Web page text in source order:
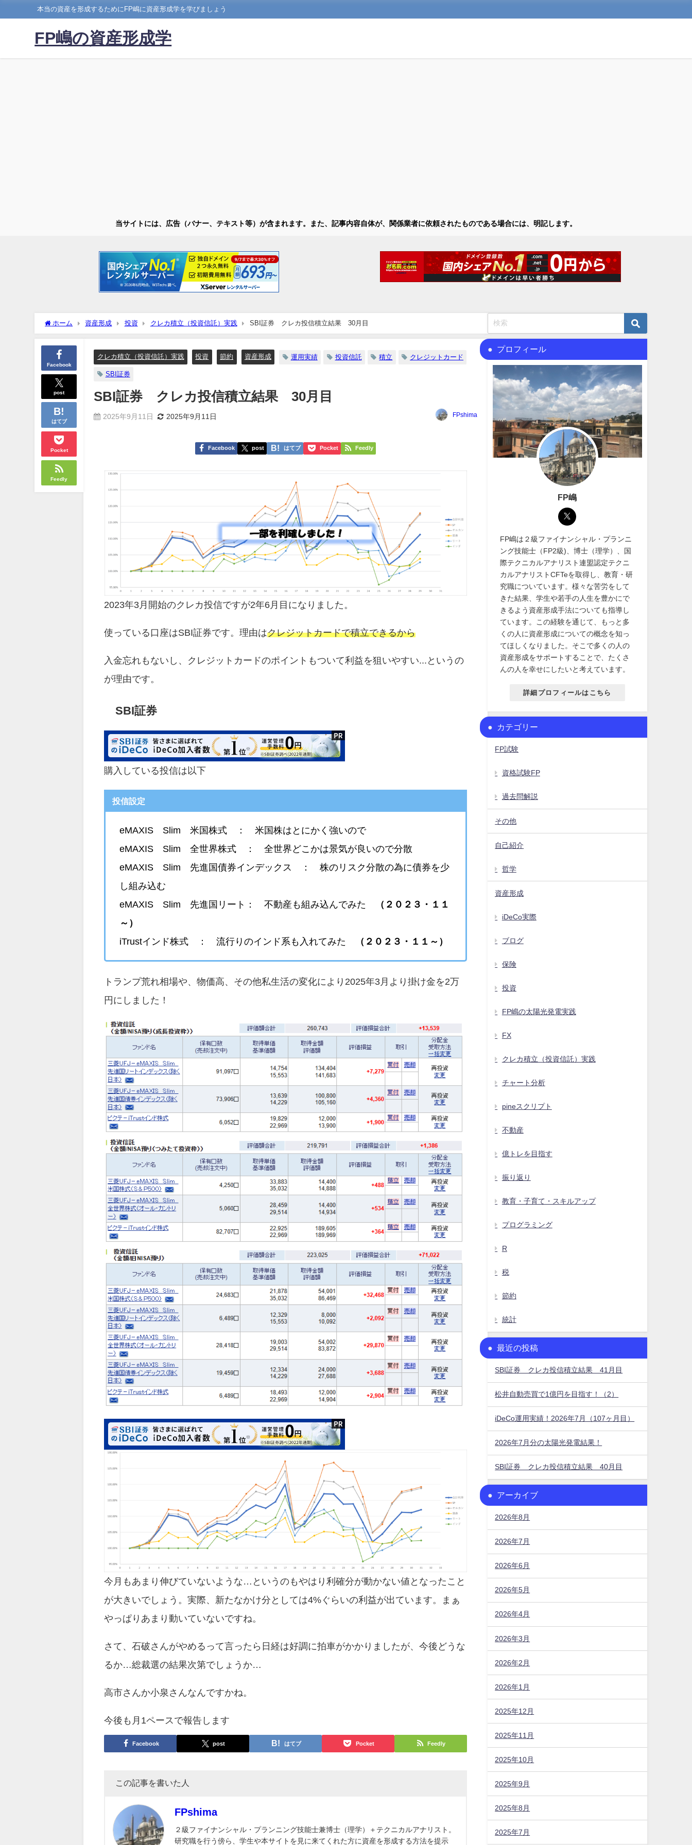
本当の資産を形成するためにFP嶋に資産形成学を学びましょう
FP嶋の資産形成学
当サイトには、広告（バナー、テキスト等）が含まれます。また、記事内容自体が、関係業者に依頼されたものである場合には、明記します。
ホーム 資産形成 投資 クレカ積立（投資信託）実践 SBI証券 クレカ投信積立結果 30月目
Facebook
post
はてブ
Pocket
Feedly
クレカ積立（投資信託）実践 投資 節約 資産形成 運用実績 投資信託 積立 クレジットカード
SBI証券
SBI証券 クレカ投信積立結果 30月目
2025年9月11日 2025年9月11日 FPshima
Facebook post はてブ Pocket Feedly
2023年3月開始のクレカ投信ですが2年6月目になりました。
使っている口座はSBI証券です。理由はクレジットカードで積立できるから
入金忘れもないし、クレジットカードのポイントもついて利益を狙いやすい...というの
が理由です。
SBI証券
購入している投信は以下
投信設定
eMAXIS Slim 米国株式 ： 米国株はとにかく強いので
eMAXIS Slim 全世界株式 ： 全世界どこかは景気が良いので分散
eMAXIS Slim 先進国債券インデックス ： 株のリスク分散の為に債券を少
し組み込む
eMAXIS Slim 先進国リート： 不動産も組み込んでみた
（２０２３・１１
～）
iTrustインド株式 ： 流行りのインド系も入れてみた
（２０２３・１１～）
トランプ荒れ相場や、物価高、その他私生活の変化により2025年3月より掛け金を2万
円にしました！
今月もあまり伸びていないような…というのもやはり利確分が動かない値となったこと
が大きいでしょう。実際、新たなかけ分としては4%ぐらいの利益が出ています。まぁ
やっぱりあまり動いていないですね。
さて、石破さんがやめるって言ったら日経は好調に拍車がかかりましたが、今後どうな
るか…総裁選の結果次第でしょうか…
高市さんか小泉さんなんですかね。
今後も月1ペースで報告します
Facebook post はてブ Pocket Feedly
この記事を書いた人
FPshima
２級ファイナンシャル・プランニング技能士兼博士（理学）＋テクニカルアナリスト。
研究職を行う傍ら、学生や本サイトを見に来てくれた方に資産を形成する方法を提示
プロフィール
FP嶋
FP嶋は２級ファイナンシャル・プランニ
ング技能士（FP2級)、博士（理学）、国
際テクニカルアナリスト連盟認定テクニ
カルアナリストCFTeを取得し、教育・研
究職についています。様々な苦労をして
きた結果、学生や若手の人生を豊かにで
きるよう資産形成手法についても指導し
ています。この経験を通じて、もっと多
くの人に資産形成についての概念を知っ
てほしくなりました。そこで多くの人の
資産形成をサポートすることで、たくさ
んの人を幸せにしたいと考えています。
詳細プロフィールはこちら
カテゴリー
FP試験
資格試験FP
過去問解説
その他
自己紹介
哲学
資産形成
iDeCo実際
ブログ
保険
投資
FP嶋の太陽光発電実践
FX
クレカ積立（投資信託）実践
チャート分析
pineスクリプト
不動産
億トレを目指す
振り返り
教育・子育て・スキルアップ
プログラミング
R
税
節約
統計
最近の投稿
SBI証券 クレカ投信積立結果 41月目
松井自動売買で1億円を目指す！（2）
iDeCo運用実績！2026年7月（107ヶ月目）
2026年7月分の太陽光発電結果！
SBI証券 クレカ投信積立結果 40月目
アーカイブ
2026年8月
2026年7月
2026年6月
2026年5月
2026年4月
2026年3月
2026年2月
2026年1月
2025年12月
2025年11月
2025年10月
2025年9月
2025年8月
2025年7月